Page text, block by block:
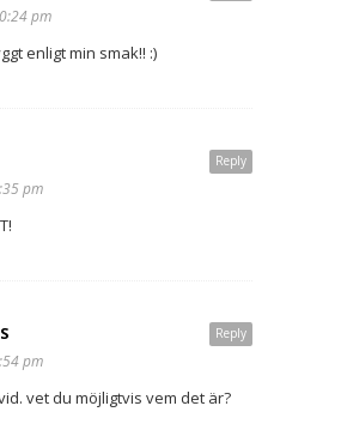
pm
enligt min smak!! :)
Reply
pm
Reply
pm
vet du möjligtvis vem det är?